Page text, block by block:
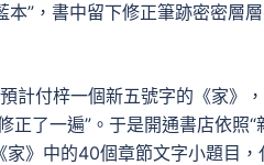
”，書中留下修正筆跡密密層
計付梓一個新五號字的《家》
了一遍”。于是開通書店依照“
》中的40個章節文字小題目